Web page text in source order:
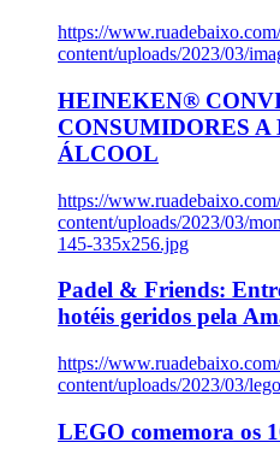
https://
content/uploads/2023/03/
HEINEKEN®
CONSUMIDORES
ÁLCOOL
https://
content/uploads/2023/03/
145-335x256.jpg
Padel & Friends:
hotéis geridos pela
https://
content/uploads/2023/03/
LEGO comemora os